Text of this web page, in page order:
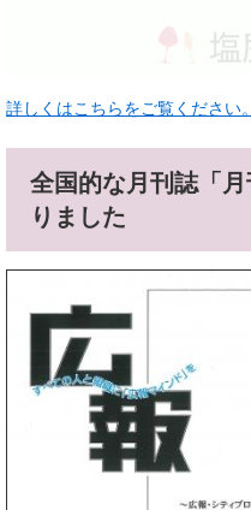
詳しくはこちらをご覧ください。
全国的な月刊誌「
りました